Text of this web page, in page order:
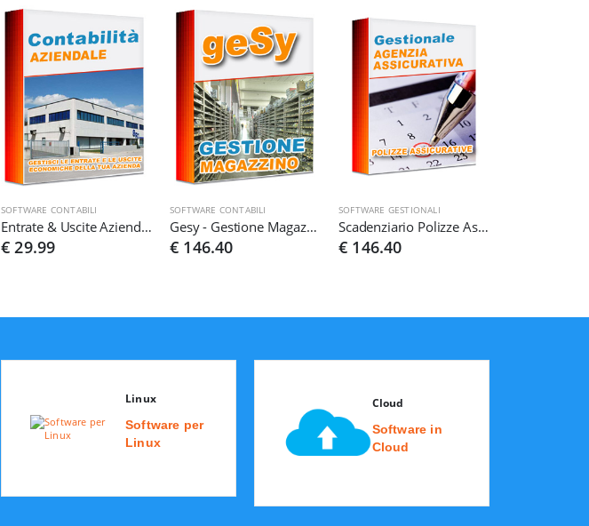
SOFTWARE CONTABILI
Entrate & Uscite Aziendali
€ 29.99
SOFTWARE CONTABILI
Gesy - Gestione Magazzino
€ 146.40
SOFTWARE GESTIONALI
Scadenziario Polizze Assicurative
€ 146.40
Linux
Software per
Linux
Cloud
Software in
Cloud